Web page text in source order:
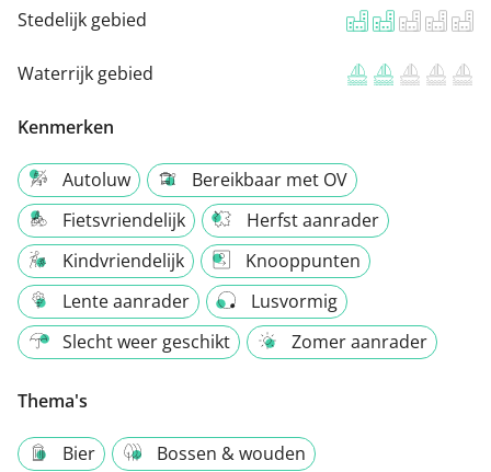
Stedelijk gebied
Waterrijk gebied
Kenmerken
Autoluw
Bereikbaar met OV
Fietsvriendelijk
Herfst aanrader
Kindvriendelijk
Knooppunten
Lente aanrader
Lusvormig
Slecht weer geschikt
Zomer aanrader
Thema's
Bier
Bossen & wouden